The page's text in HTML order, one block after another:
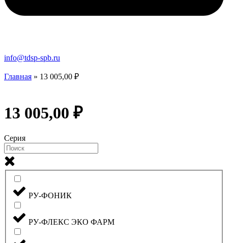
info@tdsp-spb.ru
Главная » 13 005,00 ₽
13 005,00 ₽
Серия
РУ-ФОНИК
РУ-ФЛЕКС ЭКО ФАРМ